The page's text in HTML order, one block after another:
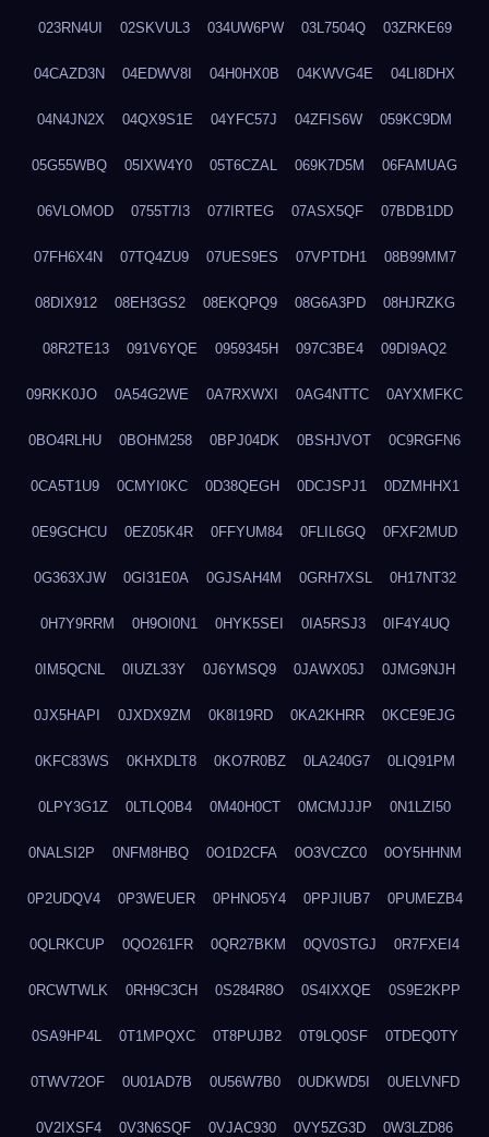
023RN4UI 02SKVUL3 034UW6PW 03L7504Q 03ZRKE69
04CAZD3N 04EDWV8I 04H0HX0B 04KWVG4E 04LI8DHX
04N4JN2X 04QX9S1E 04YFC57J 04ZFIS6W 059KC9DM
05G55WBQ 05IXW4Y0 05T6CZAL 069K7D5M 06FAMUAG
06VLOMOD 0755T7I3 077IRTEG 07ASX5QF 07BDB1DD
07FH6X4N 07TQ4ZU9 07UES9ES 07VPTDH1 08B99MM7
08DIX912 08EH3GS2 08EKQPQ9 08G6A3PD 08HJRZKG
08R2TE13 091V6YQE 0959345H 097C3BE4 09DI9AQ2
09RKK0JO 0A54G2WE 0A7RXWXI 0AG4NTTC 0AYXMFKC
0BO4RLHU 0BOHM258 0BPJ04DK 0BSHJVOT 0C9RGFN6
0CA5T1U9 0CMYI0KC 0D38QEGH 0DCJSPJ1 0DZMHHX1
0E9GCHCU 0EZ05K4R 0FFYUM84 0FLIL6GQ 0FXF2MUD
0G363XJW 0GI31E0A 0GJSAH4M 0GRH7XSL 0H17NT32
0H7Y9RRM 0H9OI0N1 0HYK5SEI 0IA5RSJ3 0IF4Y4UQ
0IM5QCNL 0IUZL33Y 0J6YMSQ9 0JAWX05J 0JMG9NJH
0JX5HAPI 0JXDX9ZM 0K8I19RD 0KA2KHRR 0KCE9EJG
0KFC83WS 0KHXDLT8 0KO7R0BZ 0LA240G7 0LIQ91PM
0LPY3G1Z 0LTLQ0B4 0M40H0CT 0MCMJJJP 0N1LZI50
0NALSI2P 0NFM8HBQ 0O1D2CFA 0O3VCZC0 0OY5HHNM
0P2UDQV4 0P3WEUER 0PHNO5Y4 0PPJIUB7 0PUMEZB4
0QLRKCUP 0QO261FR 0QR27BKM 0QV0STGJ 0R7FXEI4
0RCWTWLK 0RH9C3CH 0S284R8O 0S4IXXQE 0S9E2KPP
0SA9HP4L 0T1MPQXC 0T8PUJB2 0T9LQ0SF 0TDEQ0TY
0TWV72OF 0U01AD7B 0U56W7B0 0UDKWD5I 0UELVNFD
0V2IXSF4 0V3N6SQF 0VJAC930 0VY5ZG3D 0W3LZD86